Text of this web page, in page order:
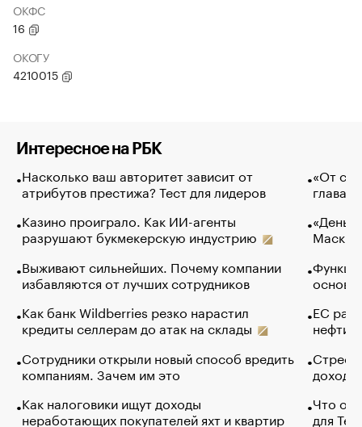
ОКФС
16
ОКОГУ
4210015
Интересное на РБК
Насколько ваш авторитет зависит от
атрибутов престижа? Тест для лидеров
Казино проиграло. Как ИИ-агенты
разрушают букмекерскую индустрию
Выживают сильнейших. Почему компании
избавляются от лучших сотрудников
Как банк Wildberries резко нарастил
кредиты селлерам до атак на склады
Сотрудники открыли новый способ вредить
компаниям. Зачем им это
Как налоговики ищут доходы
неработающих покупателей яхт и квартир
«От
глава
Маск в
основ
ЕС
нефти
Что
для